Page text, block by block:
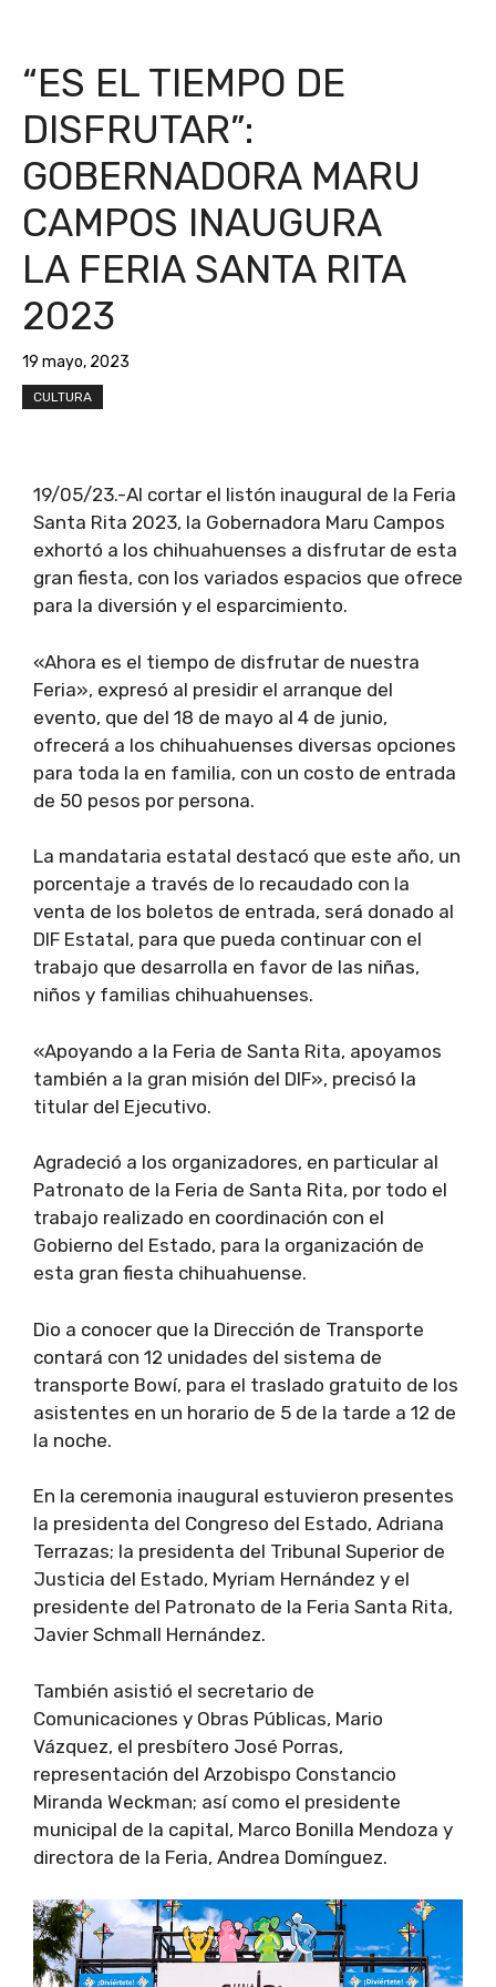
“ES EL TIEMPO DE
DISFRUTAR”:
GOBERNADORA MARU
CAMPOS INAUGURA
LA FERIA SANTA RITA
2023
19 mayo, 2023
CULTURA
19/05/23.-Al cortar el listón inaugural de la Feria
Santa Rita 2023, la Gobernadora Maru Campos
exhortó a los chihuahuenses a disfrutar de esta
gran fiesta, con los variados espacios que ofrece
para la diversión y el esparcimiento.
«Ahora es el tiempo de disfrutar de nuestra
Feria», expresó al presidir el arranque del
evento, que del 18 de mayo al 4 de junio,
ofrecerá a los chihuahuenses diversas opciones
para toda la en familia, con un costo de entrada
de 50 pesos por persona.
La mandataria estatal destacó que este año, un
porcentaje a través de lo recaudado con la
venta de los boletos de entrada, será donado al
DIF Estatal, para que pueda continuar con el
trabajo que desarrolla en favor de las niñas,
niños y familias chihuahuenses.
«Apoyando a la Feria de Santa Rita, apoyamos
también a la gran misión del DIF», precisó la
titular del Ejecutivo.
Agradeció a los organizadores, en particular al
Patronato de la Feria de Santa Rita, por todo el
trabajo realizado en coordinación con el
Gobierno del Estado, para la organización de
esta gran fiesta chihuahuense.
Dio a conocer que la Dirección de Transporte
contará con 12 unidades del sistema de
transporte Bowí, para el traslado gratuito de los
asistentes en un horario de 5 de la tarde a 12 de
la noche.
En la ceremonia inaugural estuvieron presentes
la presidenta del Congreso del Estado, Adriana
Terrazas; la presidenta del Tribunal Superior de
Justicia del Estado, Myriam Hernández y el
presidente del Patronato de la Feria Santa Rita,
Javier Schmall Hernández.
También asistió el secretario de
Comunicaciones y Obras Públicas, Mario
Vázquez, el presbítero José Porras,
representación del Arzobispo Constancio
Miranda Weckman; así como el presidente
municipal de la capital, Marco Bonilla Mendoza y
directora de la Feria, Andrea Domínguez.